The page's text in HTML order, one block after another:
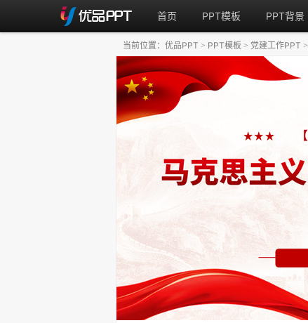
首页 PPT模板 PPT背景
当前位置： 优品PPT > PPT模板 > 党建工作PPT >